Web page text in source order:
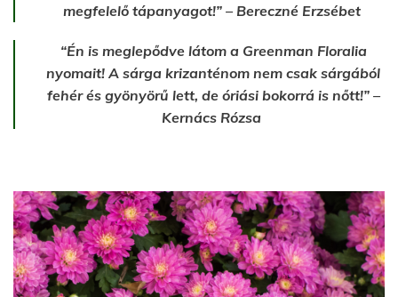
megfelelő tápanyagot!” – Bereczné Erzsébet
“Én is meglepődve látom a Greenman Floralia
nyomait! A sárga krizanténom nem csak sárgából
fehér és gyönyörű lett, de óriási bokorrá is nőtt!” –
Kernács Rózsa